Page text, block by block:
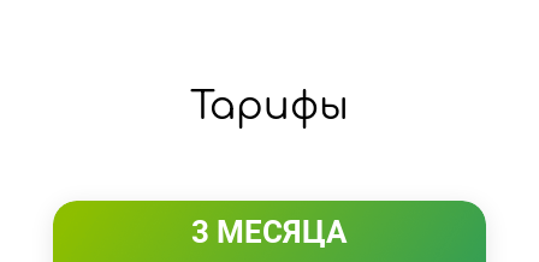
Тарифы
3 МЕСЯЦА